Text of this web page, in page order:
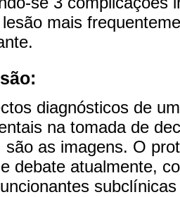
mais
diagnósticos de
na tomada de
são as imagens. O
debate atualmente,
subclínicas